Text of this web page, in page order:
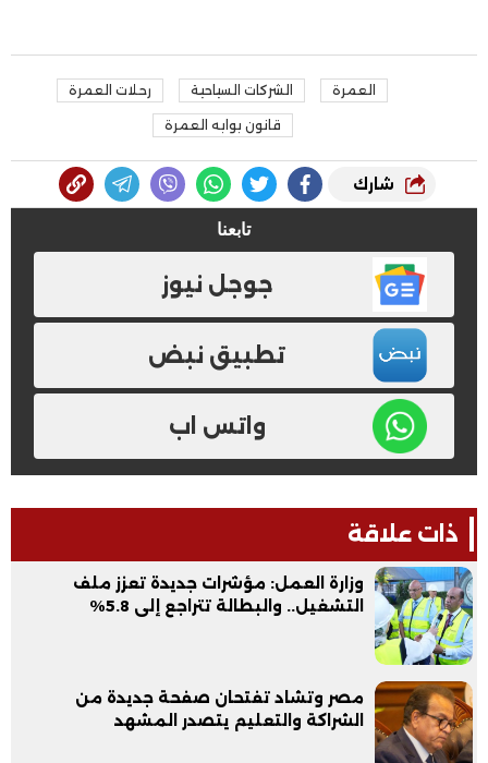
العمرة الشركات السياحية رحلات العمرة
قانون بوابه العمرة
شارك
تابعنا
جوجل نيوز
تطبيق نبض
واتس اب
ذات علاقة
وزارة العمل: مؤشرات جديدة تعزز ملف
التشغيل.. والبطالة تتراجع إلى 5.8%
مصر وتشاد تفتحان صفحة جديدة من
الشراكة والتعليم يتصدر المشهد